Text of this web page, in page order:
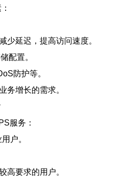
少延迟，提高访问速度。
配置。
防护等。
务增长的需求。
服务：
户。
高要求的用户。